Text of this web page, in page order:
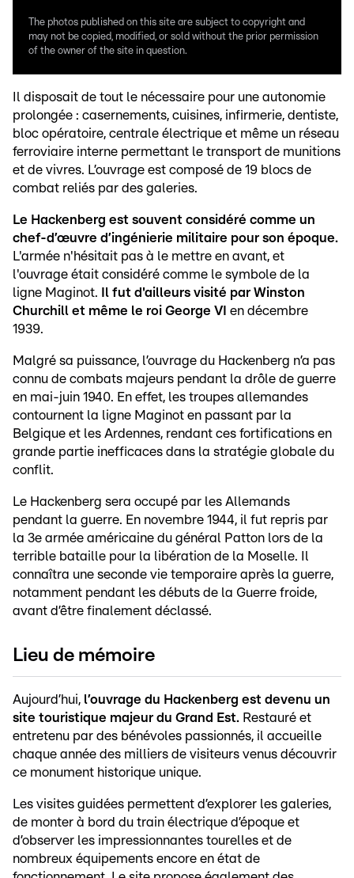
The photos published on this site are subject to copyright and
may not be copied, modified, or sold without the prior permission
of the owner of the site in question.
Il disposait de tout le nécessaire pour une autonomie
prolongée : casernements, cuisines, infirmerie, dentiste,
bloc opératoire, centrale électrique et même un réseau
ferroviaire interne permettant le transport de munitions
et de vivres. L’ouvrage est composé de 19 blocs de
combat reliés par des galeries.
Le Hackenberg est souvent considéré comme un
chef-d’œuvre d’ingénierie militaire pour son époque.
L'armée n'hésitait pas à le mettre en avant, et
l'ouvrage était considéré comme le symbole de la
ligne Maginot.
Il fut d'ailleurs visité par Winston
Churchill et même le roi George VI en décembre
1939.
Malgré sa puissance, l’ouvrage du Hackenberg n’a pas
connu de combats majeurs pendant la drôle de guerre
en mai-juin 1940. En effet, les troupes allemandes
contournent la ligne Maginot en passant par la
Belgique et les Ardennes, rendant ces fortifications en
grande partie inefficaces dans la stratégie globale du
conflit.
Le Hackenberg sera occupé par les Allemands
pendant la guerre. En novembre 1944, il fut repris par
la 3e armée américaine du général Patton lors de la
terrible bataille pour la libération de la Moselle. Il
connaîtra une seconde vie temporaire après la guerre,
notamment pendant les débuts de la Guerre froide,
avant d’être finalement déclassé.
Lieu de mémoire
Aujourd’hui, l’ouvrage du Hackenberg est devenu un
site touristique majeur du Grand Est. Restauré et
entretenu par des bénévoles passionnés, il accueille
chaque année des milliers de visiteurs venus découvrir
ce monument historique unique.
Les visites guidées permettent d’explorer les galeries,
de monter à bord du train électrique d’époque et
d’observer les impressionnantes tourelles et de
nombreux équipements encore en état de